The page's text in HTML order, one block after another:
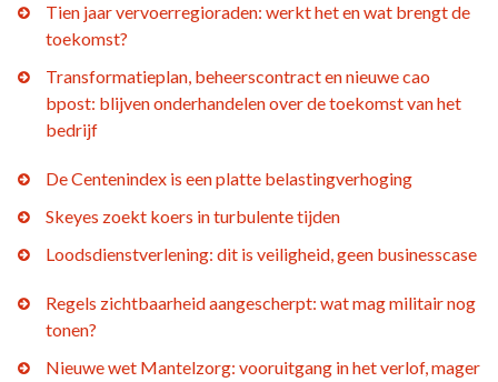
Tien jaar vervoerregioraden: werkt het en wat brengt de
toekomst?
Transformatieplan, beheerscontract en nieuwe cao
bpost: blijven onderhandelen over de toekomst van het
bedrijf
De Centenindex is een platte belastingverhoging
Skeyes zoekt koers in turbulente tijden
Loodsdienstverlening: dit is veiligheid, geen businesscase
Regels zichtbaarheid aangescherpt: wat mag militair nog
tonen?
Nieuwe wet Mantelzorg: vooruitgang in het verlof, mager